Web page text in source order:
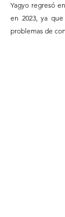
Yagyo regresó
en 2023, ya
problemas de